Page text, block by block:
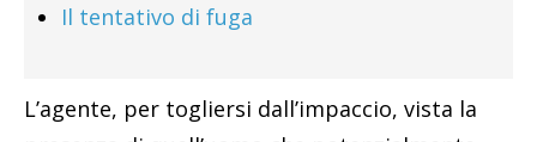
Il tentativo di fuga
L’agente, per togliersi dall’impaccio, vista la